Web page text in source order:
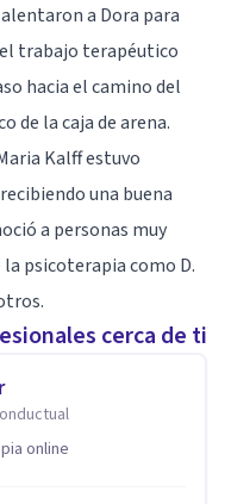
a Dora para
trabajo terapéutico
hacia el camino del
de la caja de arena.
Kalff estuvo
una buena
a personas muy
psicoterapia como D.
cerca de ti
online